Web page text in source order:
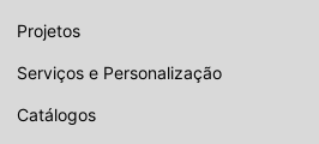
Projetos
Serviços e Personalização
Catálogos